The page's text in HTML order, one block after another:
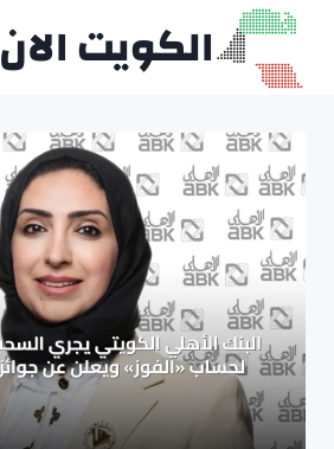
التجاوز
المحتوى
الكويت الان